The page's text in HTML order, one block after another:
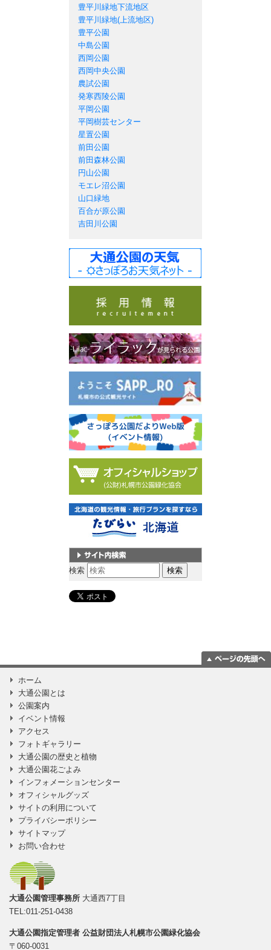
豊平川緑地下流地区
豊平川緑地(上流地区)
豊平公園
中島公園
西岡公園
西岡中央公園
農試公園
発寒西陵公園
平岡公園
平岡樹芸センター
星置公園
前田公園
前田森林公園
円山公園
モエレ沼公園
山口緑地
百合が原公園
吉田川公園
サイト内検索
検索
ホーム
大通公園とは
公園案内
イベント情報
アクセス
フォトギャラリー
大通公園の歴史と植物
大通公園花ごよみ
インフォメーションセンター
オフィシャルグッズ
サイトの利用について
プライバシーポリシー
サイトマップ
お問い合わせ
大通公園管理事務所 大通西7丁目
TEL:011-251-0438
大通公園指定管理者 公益財団法人札幌市公園緑化協会
〒060-0031